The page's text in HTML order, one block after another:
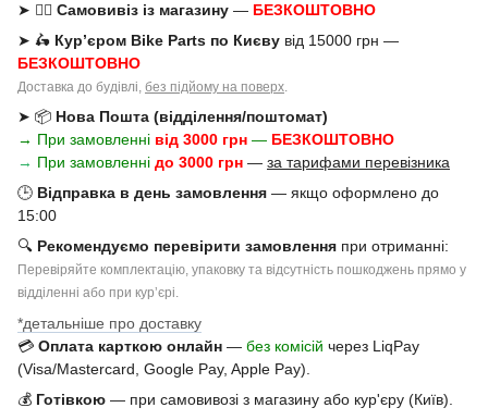
➤ 🚶‍♂️ Самовивіз із магазину — БЕЗКОШТОВНО
➤ 🛵 Кур’єром Bike Parts по Києву від 15000 грн —
БЕЗКОШТОВНО
Доставка до будівлі, без підйому на поверх.
➤ 📦 Нова Пошта (відділення/поштомат)
→ При замовленні від 3000 грн — БЕЗКОШТОВНО
→ При замовленні до 3000 грн — за тарифами перевізника
🕒 Відправка в день замовлення — якщо оформлено до
15:00
🔍 Рекомендуємо перевірити замовлення при отриманні:
Перевіряйте комплектацію, упаковку та відсутність пошкоджень прямо у
відділенні або при курʼєрі.
*детальніше про доставку
💳 Оплата карткою онлайн — без комісій через LiqPay
(Visa/Mastercard, Google Pay, Apple Pay).
💰 Готівкою — при самовивозі з магазину або кур'єру (Київ).